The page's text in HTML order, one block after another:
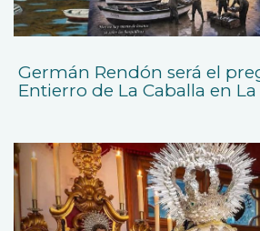
Germán Rendón será el
Entierro de La Caballa en La